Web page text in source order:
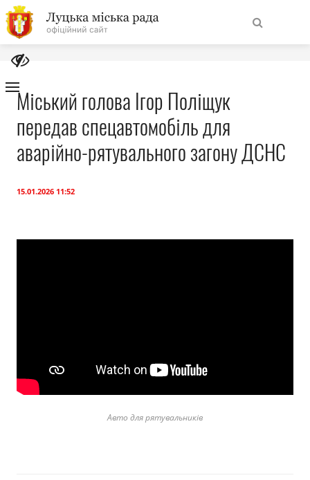
На
головну
Навігація
сайту
Про місто
Бюджет
Міський голова Ігор Поліщук
передав спецавтомобіль для
аварійно-рятувального загону ДСНС
15.01.2026 11:52
Авто для рятувальників